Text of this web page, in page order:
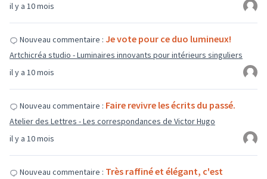
il y a 10 mois
il y a 10 mois
Nouveau commentaire : Je vote pour ce duo lumineux!
Artchicréa studio - Luminaires innovants pour intérieurs singuliers
il y a 10 mois
Nouveau commentaire : Faire revivre les écrits du passé.
Atelier des Lettres - Les correspondances de Victor Hugo
Nouveau commentaire : Très raffiné et élégant, c'est